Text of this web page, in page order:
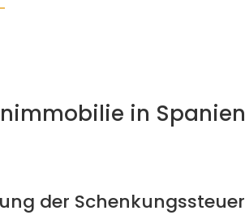
in Spanien
der Schenkungssteuer